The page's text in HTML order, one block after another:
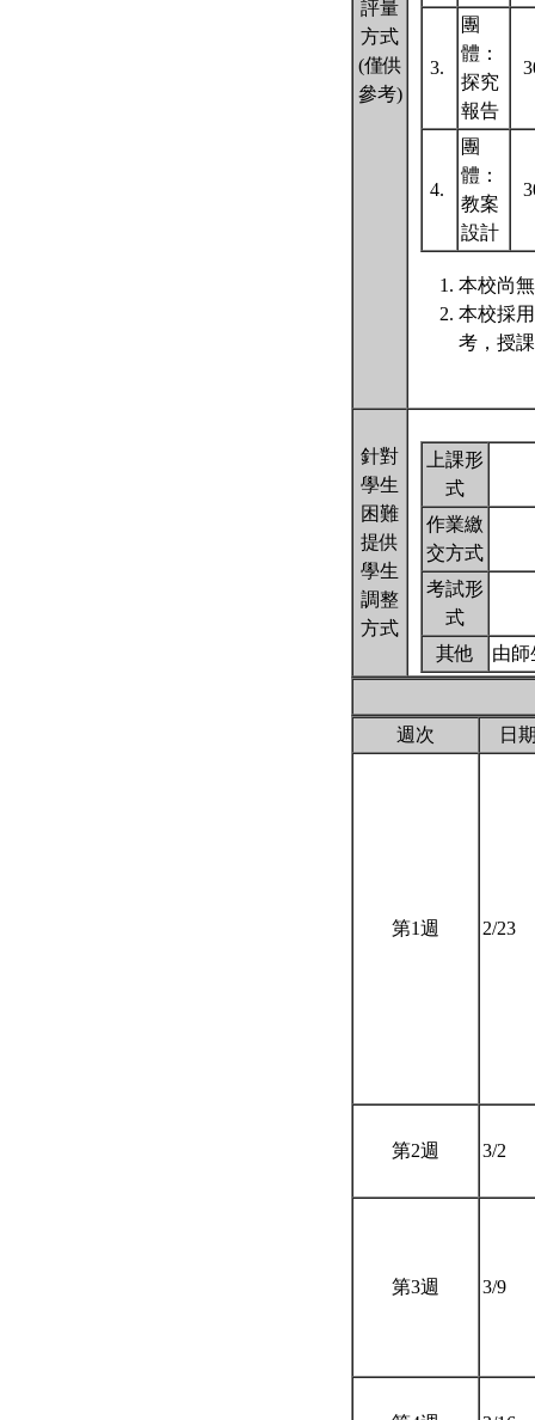
評量
方式
(僅供
參考)
3.
團
體：
探究
報告
4.
團
體：
教案
設計
本校尚
本校採
考，授
針對
學生
困難
提供
學生
調整
方式
上課形
式
作業繳
交方式
考試形
式
其他
由師
週次 日
第1週 2/23
第2週 3/2
第3週 3/9